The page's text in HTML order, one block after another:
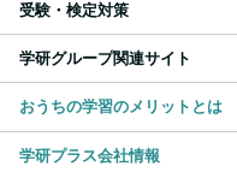
受験・検定対策
学研グループ関連サイト
おうちの学習のメリットとは
学研プラス会社情報